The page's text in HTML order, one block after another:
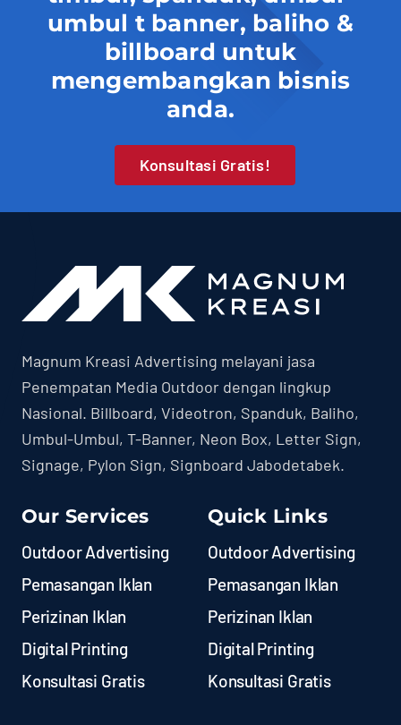
umbul t banner, baliho &
billboard untuk
mengembangkan bisnis
anda.
Konsultasi Gratis!
Magnum Kreasi Advertising melayani jasa
Penempatan Media Outdoor dengan lingkup
Nasional. Billboard, Videotron, Spanduk, Baliho,
Umbul-Umbul, T-Banner, Neon Box, Letter Sign,
Signage, Pylon Sign, Signboard Jabodetabek.
Our Services
Outdoor Advertising
Pemasangan Iklan
Perizinan Iklan
Digital Printing
Konsultasi Gratis
Quick Links
Outdoor Advertising
Pemasangan Iklan
Perizinan Iklan
Digital Printing
Konsultasi Gratis